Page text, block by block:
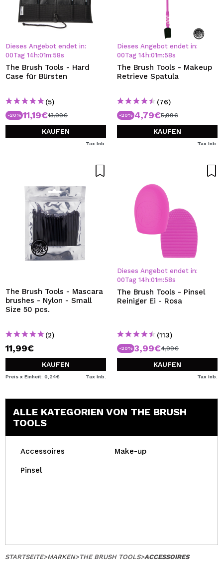
Dieses Angebot endet in:
00Tag 14 h:01m:57s
The Brush Tools - Hard
Case für Bürsten
(5)
-20% 11,19€13,99€
KAUFEN
Tax Inb.
Dieses Angebot endet in:
00Tag 14 h:01m:57s
The Brush Tools - Makeup
Retrieve Spatula
(76)
-20% 4,79€5,99€
KAUFEN
Tax Inb.
The Brush Tools - Mascara
brushes - Nylon - Small
Size 50 pcs.
(2)
11,99€
KAUFEN
Preis x Einheit: 0,24€ Tax Inb.
Dieses Angebot endet in:
00Tag 14 h:01m:57s
The Brush Tools - Pinsel
Reiniger Ei - Rosa
(113)
-20% 3,99€4,99€
KAUFEN
Tax Inb.
ALLE KATEGORIEN VON THE BRUSH
TOOLS
Accessoires Make-up
Pinsel
STARTSEITE>MARKEN>THE BRUSH TOOLS>ACCESSOIRES